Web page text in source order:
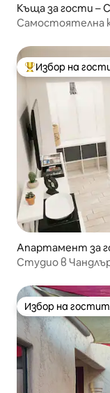
Къща за гости –
Самостоятелна
Най-популярен
Избор на
Апартамент за
Студио в
Избор на
Избор на